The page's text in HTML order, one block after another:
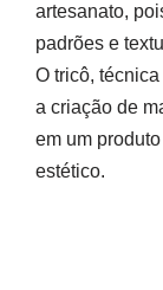
artesanato,
padrões e
O tricô,
a criação de
em um
estético.